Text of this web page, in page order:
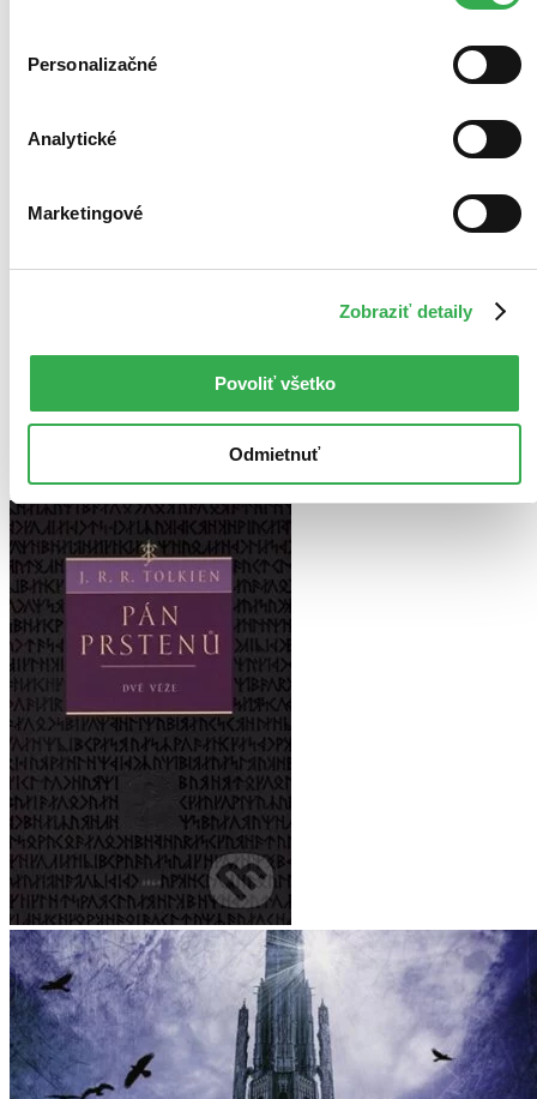
Personalizačné
Analytické
Marketingové
Zobraziť detaily
Povoliť všetko
Odmietnuť